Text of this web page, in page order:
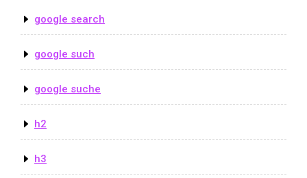
google search
google such
google suche
h2
h3